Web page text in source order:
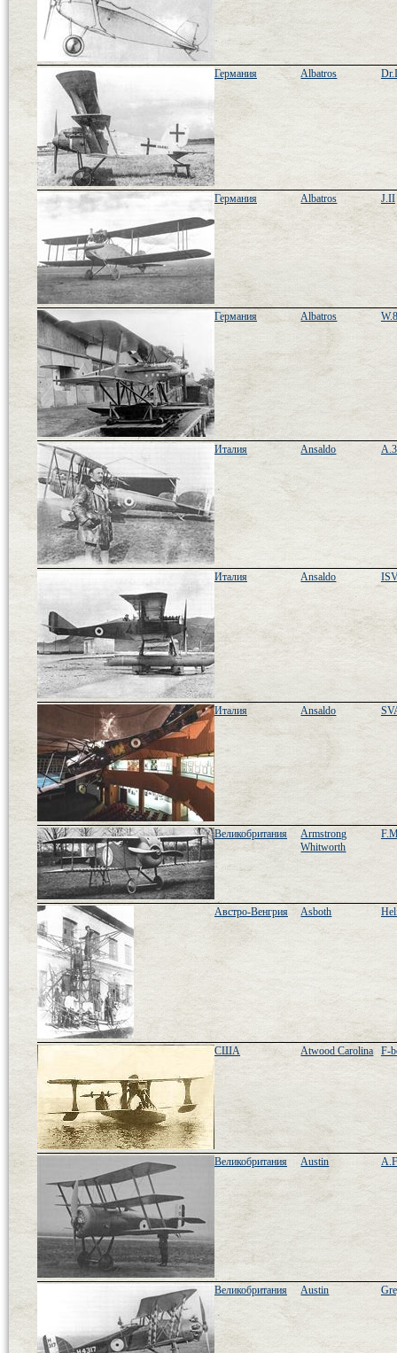
Германия Albatros
Германия Albatros J.II
Германия Albatros W.8
Италия Ansaldo
Италия Ansaldo
Италия Ansaldo
Великобритания
Armstrong
Whitworth
Австро-Венгрия Asboth
США Atwood Carolina F-
Великобритания Austin
Великобритания Austin